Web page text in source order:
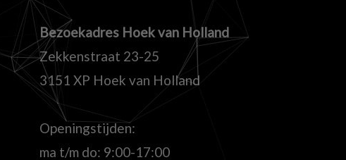
Bezoekadres Hoek van Holland
Zekkenstraat 23-25
3151 XP Hoek van Holland
Openingstijden:
ma t/m do: 9:00-17:00